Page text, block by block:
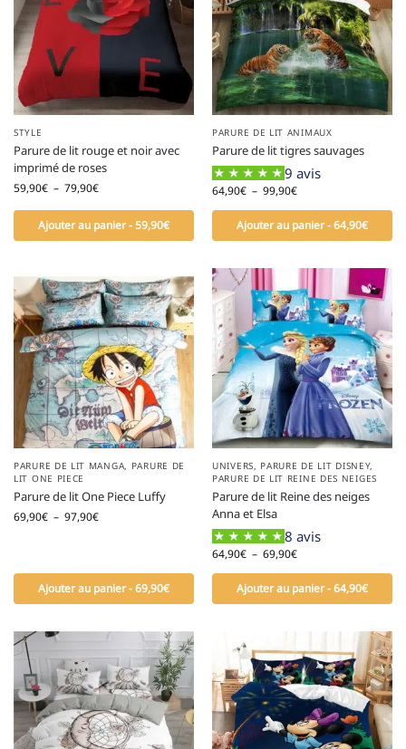
STYLE
Parure de lit rouge et noir avec
imprimé de roses
59,90€ – 79,90€
Ajouter au panier - 59,90€
PARURE DE LIT ANIMAUX
Parure de lit tigres sauvages
9 avis
64,90€ – 99,90€
Ajouter au panier - 64,90€
PARURE DE LIT MANGA, PARURE DE
LIT ONE PIECE
Parure de lit One Piece Luffy
69,90€ – 97,90€
Ajouter au panier - 69,90€
UNIVERS, PARURE DE LIT DISNEY,
PARURE DE LIT REINE DES NEIGES
Parure de lit Reine des neiges
Anna et Elsa
8 avis
64,90€ – 69,90€
Ajouter au panier - 64,90€